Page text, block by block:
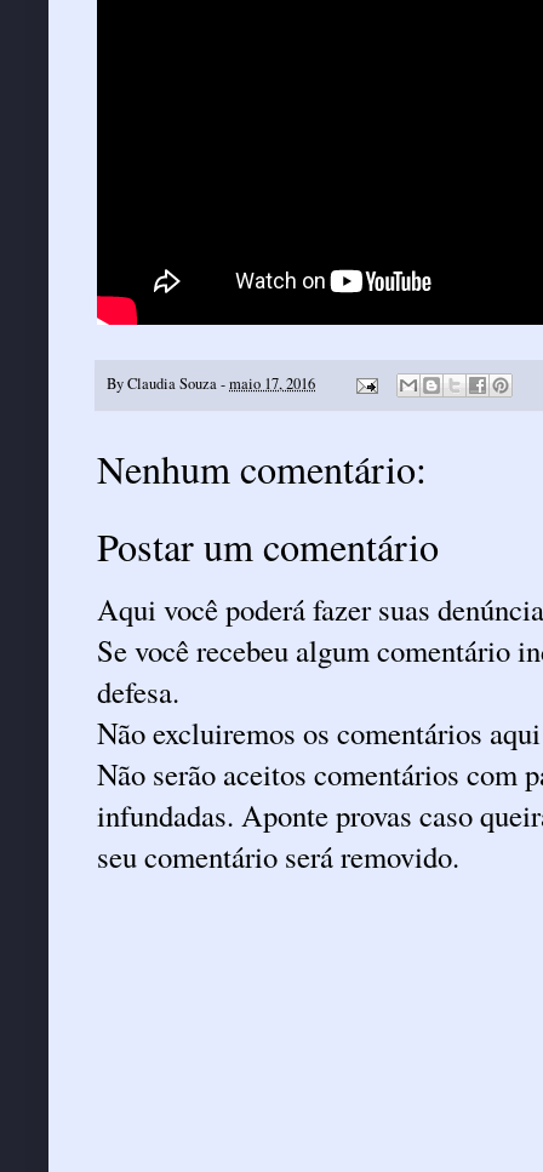
ByClaudia Souza-maio 17, 2016
Nenhum comentário:
Postar um comentário
Aqui você poderá fazer suas
Se você recebeu algum comentário
defesa.
Não excluiremos os comentários
Não serão aceitos comentários com
infundadas. Aponte provas caso
seu comentário será removido.